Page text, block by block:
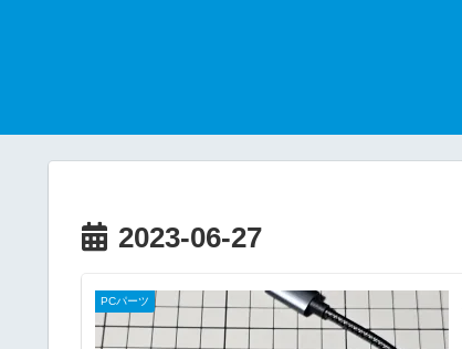
2023-06-27
PCパーツ